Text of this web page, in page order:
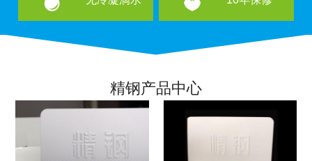
精钢产品中心